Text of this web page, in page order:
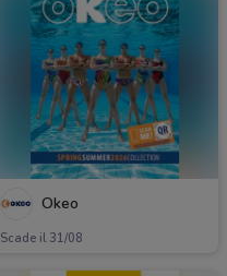
Okeo
Scade il 31/08